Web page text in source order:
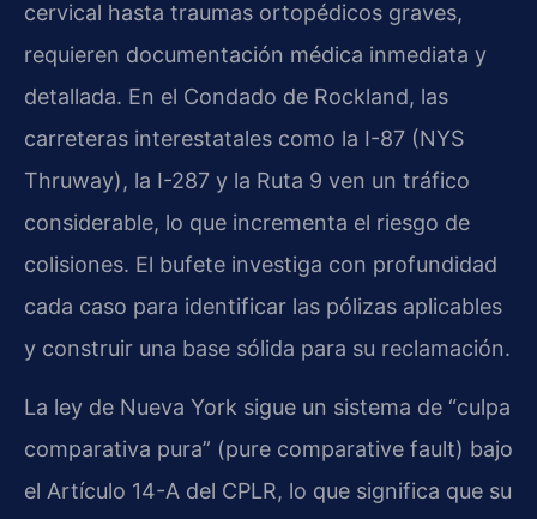
cervical hasta traumas ortopédicos graves,
requieren documentación médica inmediata y
detallada. En el Condado de Rockland, las
carreteras interestatales como la I-87 (NYS
Thruway), la I-287 y la Ruta 9 ven un tráfico
considerable, lo que incrementa el riesgo de
colisiones. El bufete investiga con profundidad
cada caso para identificar las pólizas aplicables
y construir una base sólida para su reclamación.
La ley de Nueva York sigue un sistema de “culpa
comparativa pura” (pure comparative fault) bajo
el Artículo 14-A del CPLR, lo que significa que su